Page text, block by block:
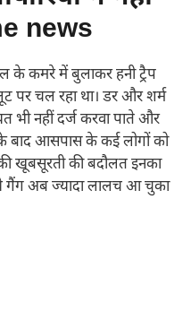
news
के कमरे में बुलाकर हनी ट्रैप
पर चल रहा था। डर और शर्म
भी नहीं दर्ज करवा पाते और
बाद आसपास के कई लोगों को
खूबसूरती की बदौलत इनका
गैंग अब ज्यादा लालच आ चुका